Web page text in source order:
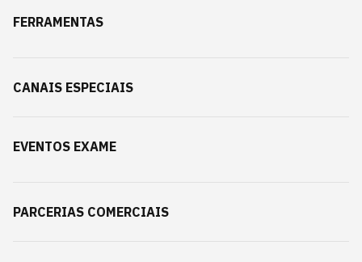
FERRAMENTAS
CANAIS ESPECIAIS
EVENTOS EXAME
PARCERIAS COMERCIAIS